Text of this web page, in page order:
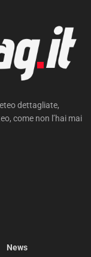
dettagliate,
come non l’hai mai
News